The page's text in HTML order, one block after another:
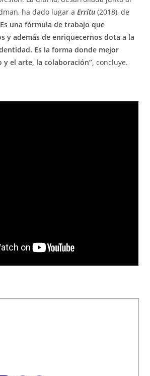
ha dado lugar aErritu (2018), de
una fórmula de trabajo que
y además de enriquecernos dota a la
Es la forma donde mejor
el arte, la colaboración”, concluye.